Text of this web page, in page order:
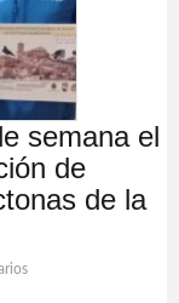
semana el
de
de la